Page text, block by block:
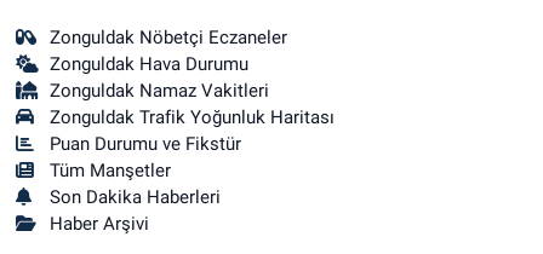
Zonguldak Nöbetçi Eczaneler
Zonguldak Hava Durumu
Zonguldak Namaz Vakitleri
Zonguldak Trafik Yoğunluk Haritası
Puan Durumu ve Fikstür
Tüm Manşetler
Son Dakika Haberleri
Haber Arşivi